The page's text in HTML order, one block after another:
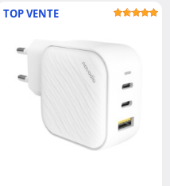
TOP VENTE